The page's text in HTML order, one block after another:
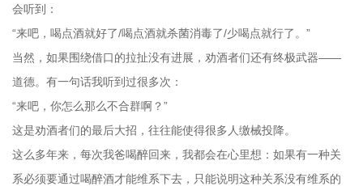
会听到：
“来吧，喝点酒就好了/喝点酒就杀菌消毒了/少喝点就行了。”
当然，如果围绕借口的拉扯没有进展，劝酒者们还有终极武器——
道德。有一句话我听到过很多次：
“来吧，你怎么那么不合群啊？”
这是劝酒者们的最后大招，往往能使得很多人缴械投降。
这么多年来，每次我爸喝醉回来，我都会在心里想：如果有一种关
系必须要通过喝醉酒才能维系下去，只能说明这种关系没有维系的